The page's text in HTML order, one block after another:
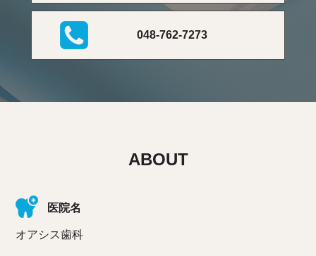
048-762-7273
ABOUT
医院名
オアシス歯科